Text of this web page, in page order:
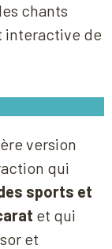
chants
interactive de
version
qui
sports et
et qui
et